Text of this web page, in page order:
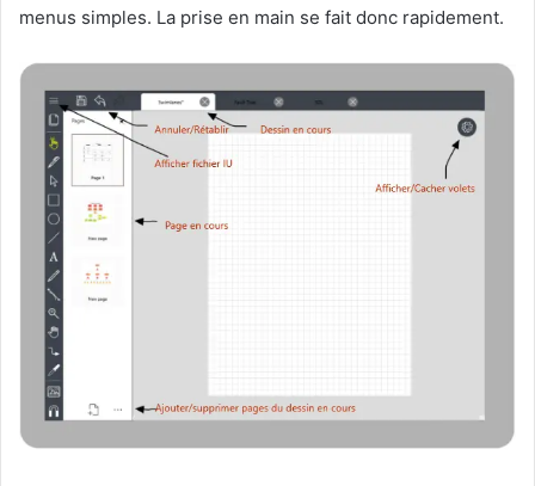
menus simples. La prise en main se fait donc rapidement.